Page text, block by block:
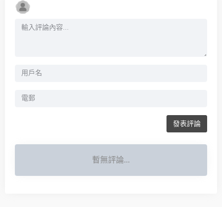
發表評論
暫無評論...